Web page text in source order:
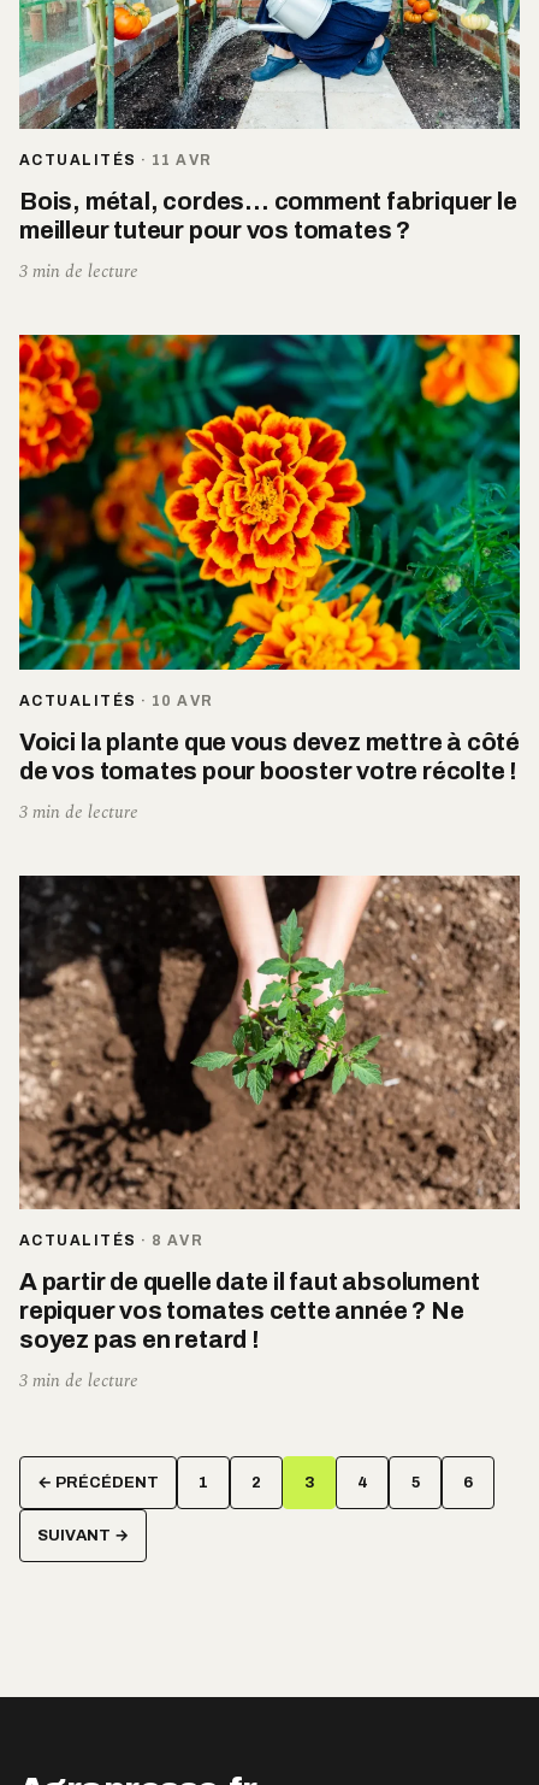
ACTUALITÉS · 11 AVR
Bois, métal, cordes… comment fabriquer le
meilleur tuteur pour vos tomates ?
3 min de lecture
ACTUALITÉS · 10 AVR
Voici la plante que vous devez mettre à côté
de vos tomates pour booster votre récolte !
3 min de lecture
ACTUALITÉS · 8 AVR
A partir de quelle date il faut absolument
repiquer vos tomates cette année ? Ne
soyez pas en retard !
3 min de lecture
Pagination
des
← PRÉCÉDENT 1 2 3 4 5 6
SUIVANT →